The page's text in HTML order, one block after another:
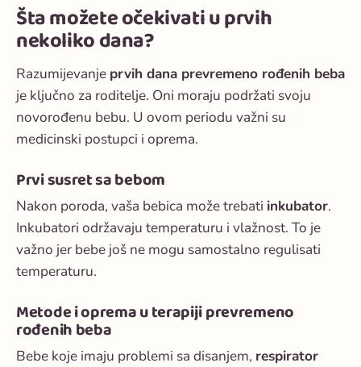
Šta možete očekivati u prvih
nekoliko dana?
Razumijevanje prvih dana prevremeno rođenih beba
je ključno za roditelje. Oni moraju podržati svoju
novorođenu bebu. U ovom periodu važni su
medicinski postupci i oprema.
Prvi susret sa bebom
Nakon poroda, vaša bebica može trebati inkubator.
Inkubatori održavaju temperaturu i vlažnost. To je
važno jer bebe još ne mogu samostalno regulisati
temperaturu.
Metode i oprema u terapiji prevremeno
rođenih beba
Bebe koje imaju problemi sa disanjem, respirator